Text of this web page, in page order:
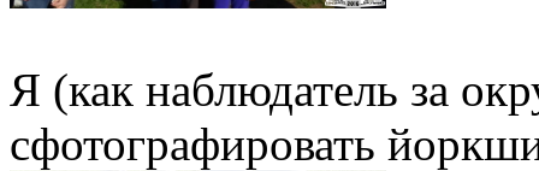
Я (как наблюдатель за
сфотографировать